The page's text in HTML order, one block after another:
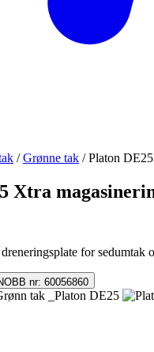
/ Grønne tak / Platon
Xtra
for sedumtak
nr: 60056860